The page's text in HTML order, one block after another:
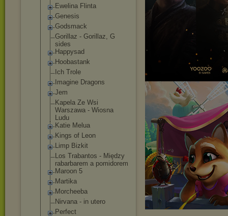
Ewelina Flinta
Genesis
Godsmack
Gorillaz - Gorillaz, G
sides
Happysad
Hoobastank
Ich Trole
Imagine Dragons
Jem
Kapela Ze Wsi
Warszawa - Wiosna
Ludu
Katie Melua
Kings of Leon
Limp Bizkit
Los Trabantos - Między
rabarbarem a pomidorem
Maroon 5
Martika
Morcheeba
Nirvana - in utero
Perfect